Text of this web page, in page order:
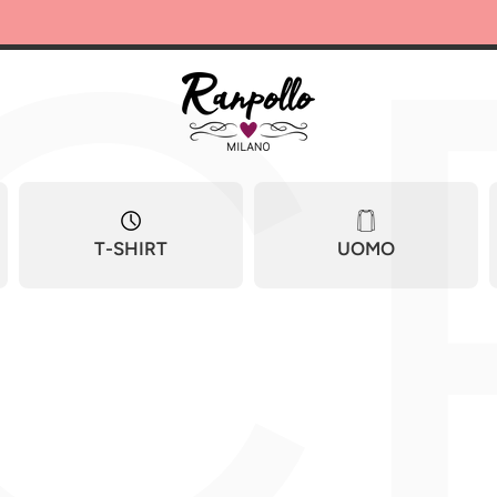
T-SHIRT UOMO